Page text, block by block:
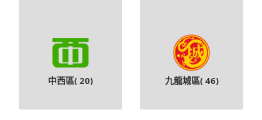
中西區( 20) 九龍城區( 46)